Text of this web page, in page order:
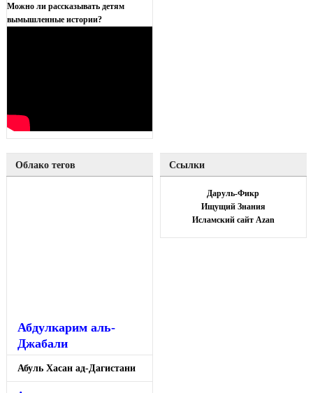
Можно ли рассказывать детям
вымышленные истории?
Облако тегов
Абдулкарим аль-
Джабали
Абуль Хасан ад-Дагистани
Ссылки
Даруль-Фикр
Ищущий Знания
Исламский сайт Azan